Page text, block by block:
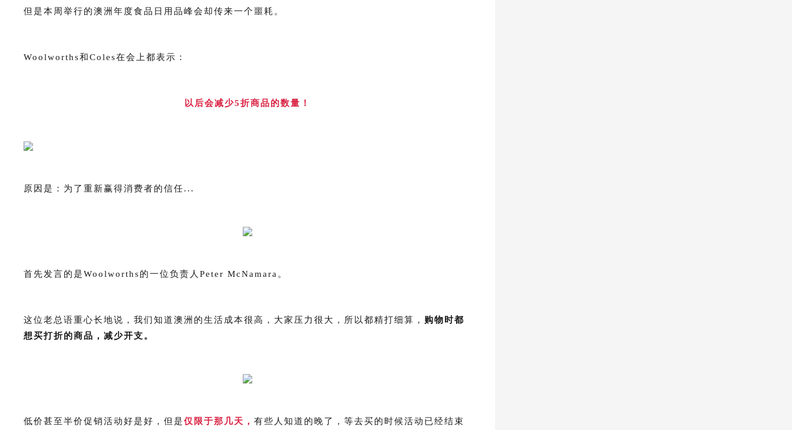
但是本周举行的澳洲年度食品日用品峰会却传来一个噩耗。
Woolworths和Coles在会上都表示：
以后会减少5折商品的数量！
原因是：为了重新赢得消费者的信任...
首先发言的是Woolworths的一位负责人Peter McNamara。
这位老总语重心长地说，我们知道澳洲的生活成本很高，大家压力很大，所以都精打细算， 购物时都
想买打折的商品，减少开支。
低价甚至半价促销活动好是好，但是仅限于那几天， 有些人知道的晚了，等去买的时候活动已经结束